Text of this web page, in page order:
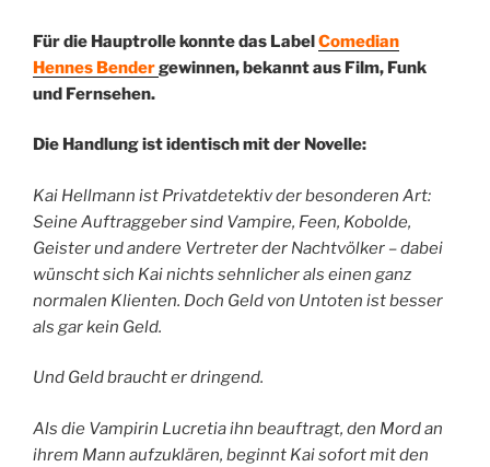
Für die Hauptrolle konnte das LabelComedian
Hennes Bendergewinnen, bekannt aus Film, Funk
und Fernsehen.
Die Handlung ist identisch mit der Novelle:
Kai Hellmann ist Privatdetektiv der besonderen Art:
Seine Auftraggeber sind Vampire, Feen, Kobolde,
Geister und andere Vertreter der Nachtvölker – dabei
wünscht sich Kai nichts sehnlicher als einen ganz
normalen Klienten. Doch Geld von Untoten ist besser
als gar kein Geld.
Und Geld braucht er dringend.
Als die Vampirin Lucretia ihn beauftragt, den Mord an
ihrem Mann aufzuklären, beginnt Kai sofort mit den